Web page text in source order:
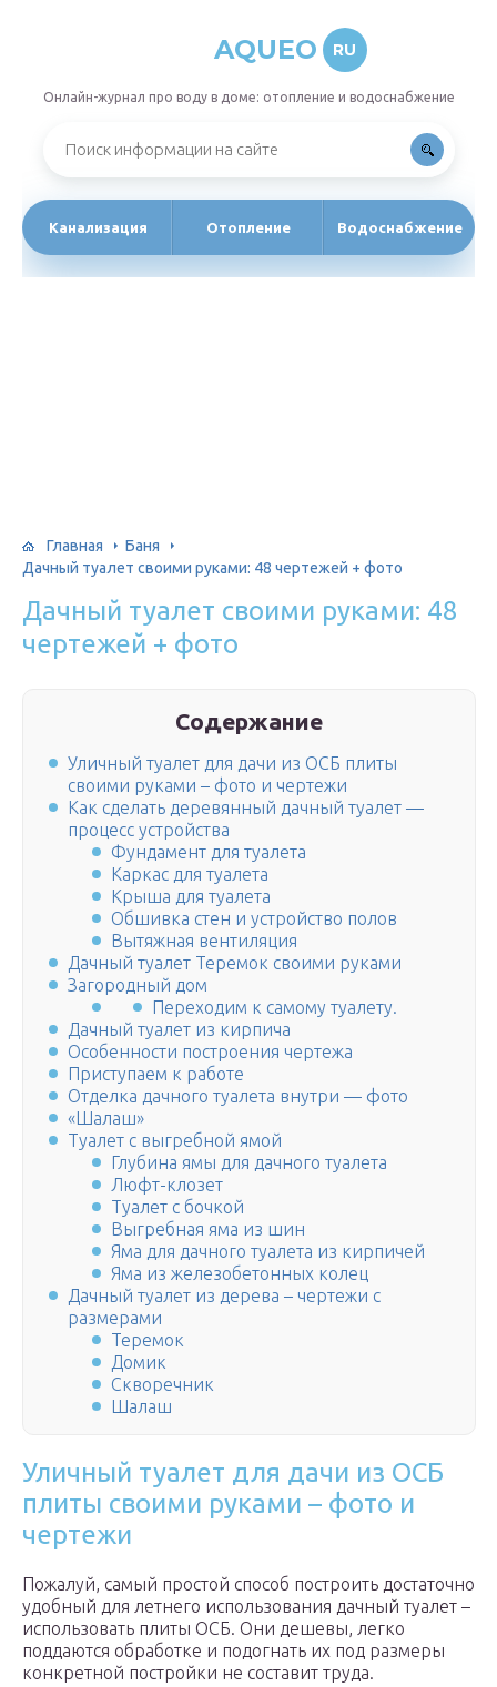
AQUEO RU
Онлайн-журнал про воду в доме: отопление и водоснабжение
Канализация Отопление Водоснабжение
Главная
Баня
Дачный туалет своими руками: 48 чертежей + фото
Дачный туалет своими руками: 48
чертежей + фото
Содержание
Уличный туалет для дачи из ОСБ плиты
своими руками – фото и чертежи
Как сделать деревянный дачный туалет —
процесс устройства
Фундамент для туалета
Каркас для туалета
Крыша для туалета
Обшивка стен и устройство полов
Вытяжная вентиляция
Дачный туалет Теремок своими руками
Загородный дом
Переходим к самому туалету.
Дачный туалет из кирпича
Особенности построения чертежа
Приступаем к работе
Отделка дачного туалета внутри — фото
«Шалаш»
Туалет с выгребной ямой
Глубина ямы для дачного туалета
Люфт-клозет
Туалет с бочкой
Выгребная яма из шин
Яма для дачного туалета из кирпичей
Яма из железобетонных колец
Дачный туалет из дерева – чертежи с
размерами
Теремок
Домик
Скворечник
Шалаш
Уличный туалет для дачи из ОСБ
плиты своими руками – фото и
чертежи
Пожалуй, самый простой способ построить достаточно
удобный для летнего использования дачный туалет –
использовать плиты ОСБ. Они дешевы, легко
поддаются обработке и подогнать их под размеры
конкретной постройки не составит труда.